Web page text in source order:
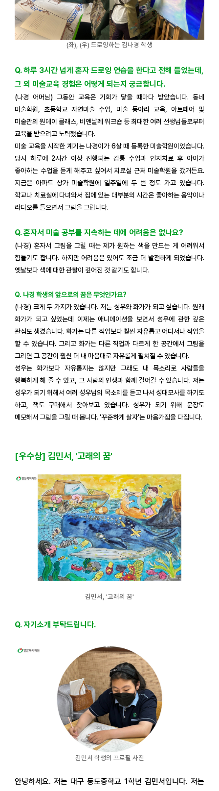
(좌), (우) 드로잉하는 김나경 학생
Q. 하루 3시간 넘게 혼자 드로잉 연습을 한다고 전해 들었는데,
그 외 미술교육 경험은 어떻게 되는지 궁금합니다.
(나경 어머님) 그동안 교육은 기회가 닿을 때마다 받았습니다. 동네
미술학원, 초등학교 자연미술 수업, 미술 동아리 교육, 아트페어 및
미술관의 원데이 클래스, 비엔날레 워크숍 등 최대한 여러 선생님들로부터
교육을 받으려고 노력했습니다.
미술 교육을 시작한 계기는 나경이가 6살 때 등록한 미술학원이었습니다.
당시 하루에 2시간 이상 진행되는 감통 수업과 인지치료 후 아이가
좋아하는 수업을 듣게 해주고 싶어서 치료실 근처 미술학원을 갔거든요.
지금은 아파트 상가 미술학원에 일주일에 두 번 정도 가고 있습니다.
학교나 치료실에 다녀와서 집에 있는 대부분의 시간은 좋아하는 음악이나
라디오를 들으면서 그림을 그립니다.
Q. 혼자서 미술 공부를 지속하는 데에 어려움은 없나요?
(나경) 혼자서 그림을 그릴 때는 제가 원하는 색을 만드는 게 어려워서
힘들기도 합니다. 하지만 어려움은 있어도 조금 더 발전하게 되었습니다.
옛날보다 색에 대한 관찰이 깊어진 것 같기도 합니다.
Q. 나경 학생의 앞으로의 꿈은 무엇인가요?
(나경) 크게 두 가지가 있습니다. 저는 성우와 화가가 되고 싶습니다. 원래
화가가 되고 싶었는데 이제는 애니메이션을 보면서 성우에 관한 깊은
관심도 생겼습니다. 화가는 다른 직업보다 훨씬 자유롭고 어디서나 작업을
할 수 있습니다. 그리고 화가는 다른 직업과 다르게 한 공간에서 그림을
그리면 그 공간이 훨씬 더 내 마음대로 자유롭게 펼쳐질 수 있습니다.
성우는 화가보다 자유롭지는 않지만 그래도 내 목소리로 사람들을
행복하게 해 줄 수 있고, 그 사람의 인생과 함께 걸어갈 수 있습니다. 저는
성우가 되기 위해서 여러 성우님의 목소리를 듣고 나서 성대모사를 하기도
하고, 책도 구매해서 찾아보고 있습니다. 성우가 되기 위해 문장도
메모해서 그림을 그릴 때 봅니다. ‘꾸준하게 살자’는 마음가짐을 다집니다.
[우수상] 김민서, '고래의 꿈'
김민서, '고래의 꿈'
Q. 자기소개 부탁드립니다.
김민서 학생의 프로필 사진
안녕하세요. 저는 대구 동도중학교 1학년 김민서입니다. 저는